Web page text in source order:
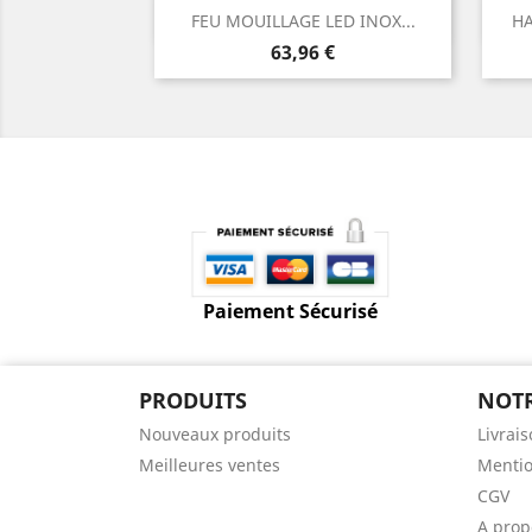
FEU MOUILLAGE LED INOX...
Prix
63,96 €
Aperçu rapide
Paiement Sécurisé
PRODUITS
Nouveaux produits
Meilleures ventes
CGV
A